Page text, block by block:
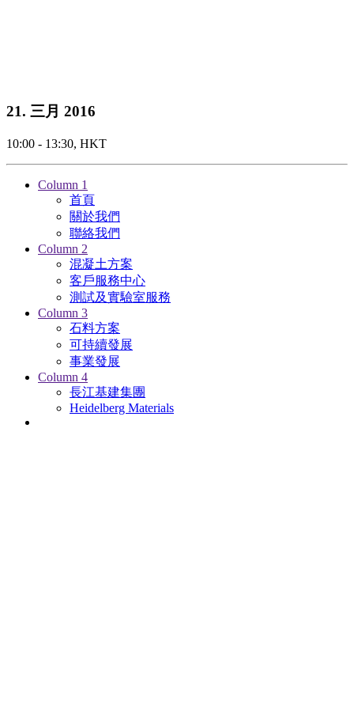
21. 三月 2016
10:00 - 13:30, HKT
Column 1
首頁
關於我們
聯絡我們
Column 2
混凝土方案
客戶服務中心
測試及實驗室服務
Column 3
石料方案
可持續發展
事業發展
Column 4
長江基建集團
Heidelberg Materials